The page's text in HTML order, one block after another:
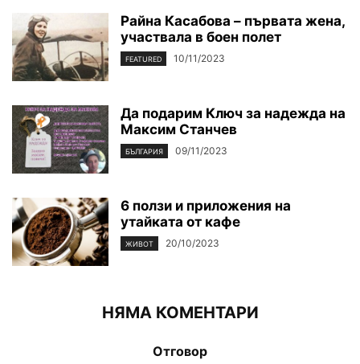
Райна Касабова – първата жена,
участвала в боен полет
FEATURED 10/11/2023
Да подарим Ключ за надежда на
Максим Станчев
БЪЛГАРИЯ 09/11/2023
6 ползи и приложения на
утайката от кафе
ЖИВОТ 20/10/2023
НЯМА КОМЕНТАРИ
Отговор